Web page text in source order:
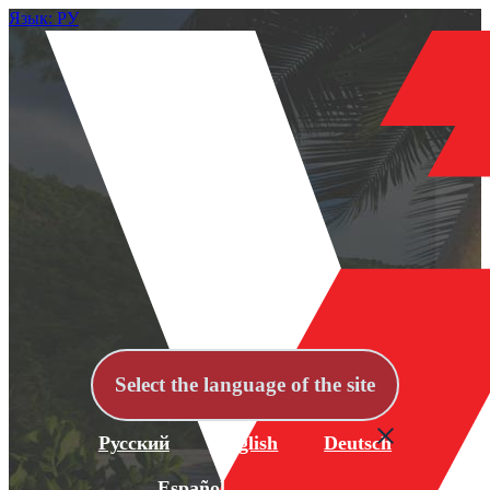
Язык: РУ
Select the language of the site
Русский English Deutsch